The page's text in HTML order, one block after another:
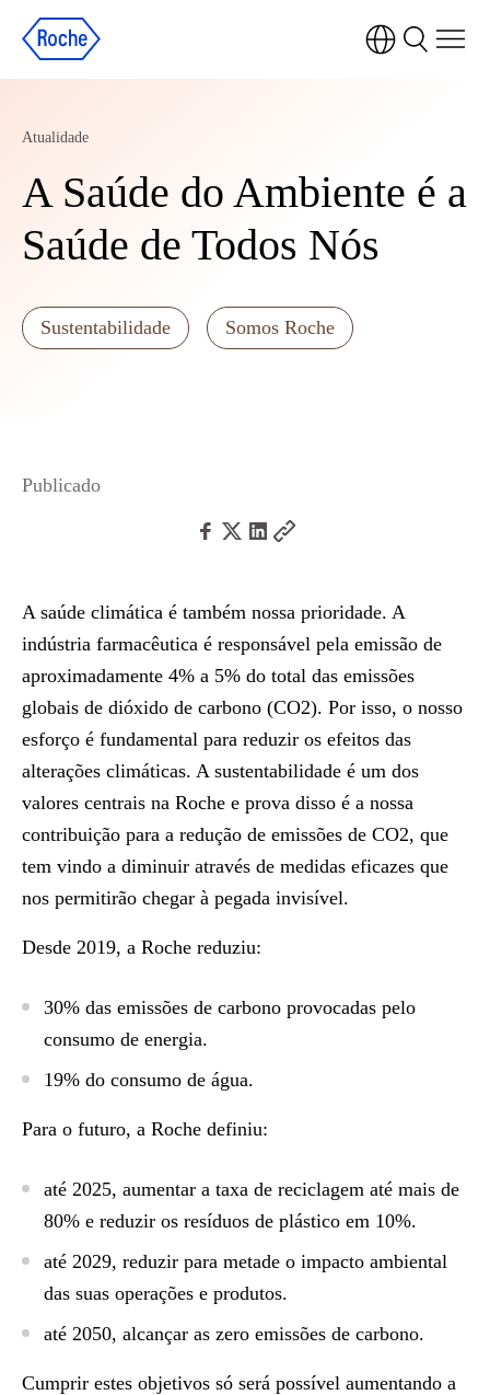
Atualidade
A Saúde do Ambiente é a
Saúde de Todos Nós
Sustentabilidade Somos Roche
Publicado
A saúde climática é também nossa prioridade. A
indústria farmacêutica é responsável pela emissão de
aproximadamente 4% a 5% do total das emissões
globais de dióxido de carbono (CO2). Por isso, o nosso
esforço é fundamental para reduzir os efeitos das
alterações climáticas. A sustentabilidade é um dos
valores centrais na Roche e prova disso é a nossa
contribuição para a redução de emissões de CO2, que
tem vindo a diminuir através de medidas eficazes que
nos permitirão chegar à pegada invisível.
Desde 2019, a Roche reduziu:
30% das emissões de carbono provocadas pelo
consumo de energia.
19% do consumo de água.
Para o futuro, a Roche definiu:
até 2025, aumentar a taxa de reciclagem até mais de
80% e reduzir os resíduos de plástico em 10%.
até 2029, reduzir para metade o impacto ambiental
das suas operações e produtos.
até 2050, alcançar as zero emissões de carbono.
Cumprir estes objetivos só será possível aumentando a